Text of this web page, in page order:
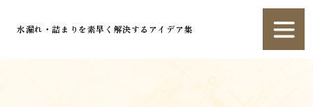
水漏れ・詰まりを素早く解決するアイデア集